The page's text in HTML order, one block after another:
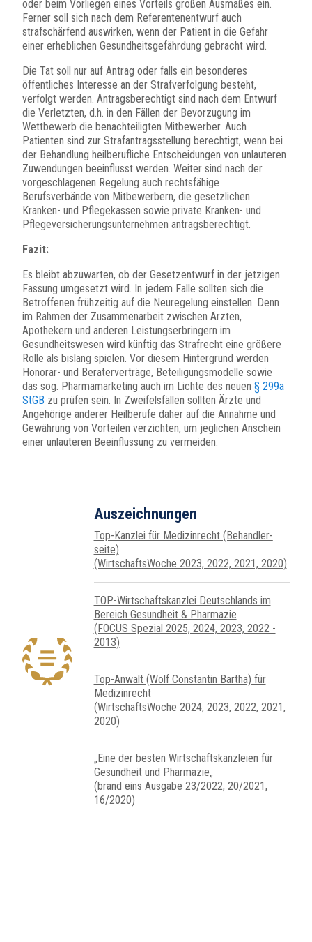
oder beim Vorliegen eines Vorteils großen Ausmaßes ein.
Ferner soll sich nach dem Referentenentwurf auch
strafschärfend auswirken, wenn der Patient in die Gefahr
einer erheblichen Gesundheitsgefährdung gebracht wird.
Die Tat soll nur auf Antrag oder falls ein besonderes
öffentliches Interesse an der Strafverfolgung besteht,
verfolgt werden. Antragsberechtigt sind nach dem Entwurf
die Verletzten, d.h. in den Fällen der Bevorzugung im
Wettbewerb die benachteiligten Mitbewerber. Auch
Patienten sind zur Strafantragsstellung berechtigt, wenn bei
der Behandlung heilberufliche Entscheidungen von unlauteren
Zuwendungen beeinflusst werden. Weiter sind nach der
vorgeschlagenen Regelung auch rechtsfähige
Berufsverbände von Mitbewerbern, die gesetzlichen
Kranken- und Pflegekassen sowie private Kranken- und
Pflegeversicherungsunternehmen antragsberechtigt.
Fazit:
Es bleibt abzuwarten, ob der Gesetzentwurf in der jetzigen
Fassung umgesetzt wird. In jedem Falle sollten sich die
Betroffenen frühzeitig auf die Neuregelung einstellen. Denn
im Rahmen der Zusammenarbeit zwischen Ärzten,
Apothekern und anderen Leistungserbringern im
Gesundheitswesen wird künftig das Strafrecht eine größere
Rolle als bislang spielen. Vor diesem Hintergrund werden
Honorar- und Beraterverträge, Beteiligungsmodelle sowie
das sog. Pharmamarketing auch im Lichte des neuen § 299a
StGB zu prüfen sein. In Zweifelsfällen sollten Ärzte und
Angehörige anderer Heilberufe daher auf die Annahme und
Gewährung von Vorteilen verzichten, um jeglichen Anschein
einer unlauteren Beeinflussung zu vermeiden.
Auszeichnungen
Top-Kanzlei für Medizin­recht (Behand­ler­
seite)
(WirtschaftsWoche 2023, 2022, 2021, 2020)
TOP-Wirtschafts­kanzlei Deutsch­lands im
Bereich Gesundheit & Pharmazie
(FOCUS Spezial 2025, 2024, 2023, 2022 -
2013)
Top-Anwalt (Wolf Constantin Bartha) für
Medizinrecht
(WirtschaftsWoche 2024, 2023, 2022, 2021,
2020)
„Eine der besten Wirtschaftskanzleien für
Gesundheit und Pharmazie„
(brand eins Ausgabe 23/2022, 20/2021,
16/2020)